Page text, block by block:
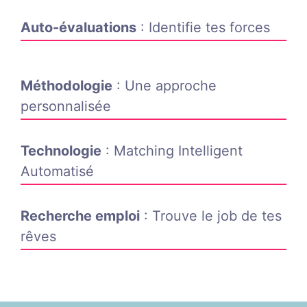
Auto-évaluations : Identifie tes forces
Méthodologie : Une approche
personnalisée
Technologie : Matching Intelligent
Automatisé
Recherche emploi : Trouve le job de tes
rêves